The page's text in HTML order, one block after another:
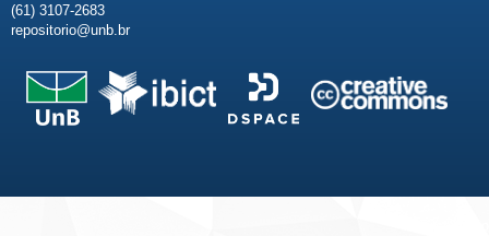
(61) 3107-2683
repositorio@unb.br